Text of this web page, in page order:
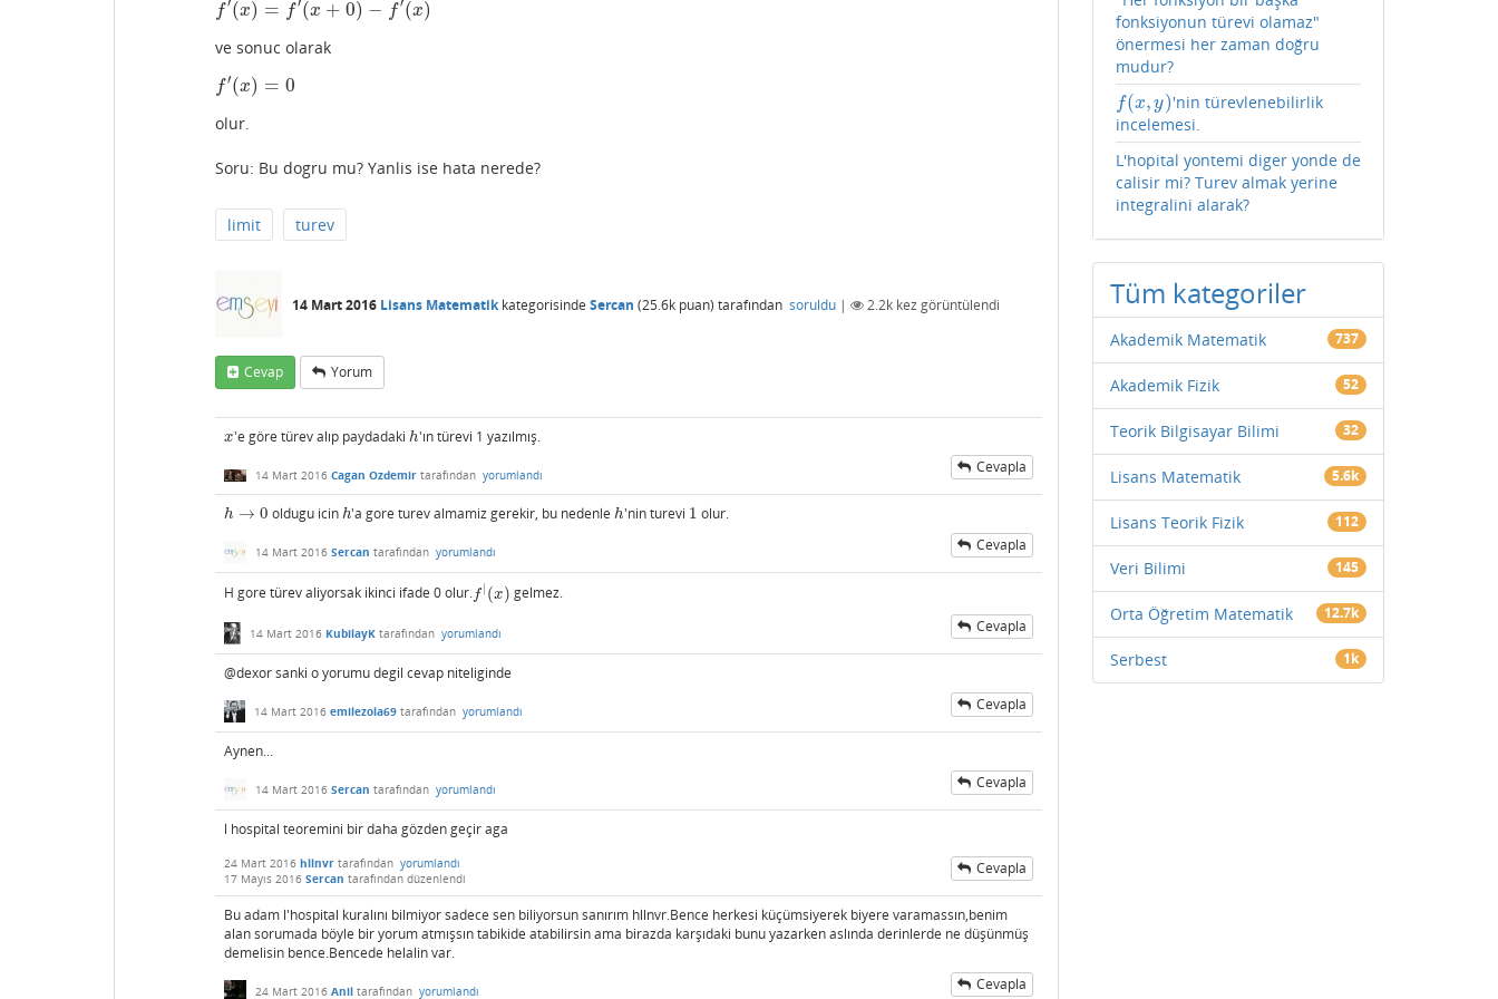
f (x) = f (x + 0) − f (x)
f′( )=f′(x +0 −f′ x)
ve sonuc olarak
f′(x) = 0
f′(x) =0
olur.
Soru: Bu dogru mu? Yanlis ise hata nerede?
limit turev
14 Mart 2016 Lisans Matematikkategorisinde Sercan (25.6k puan) tarafından soruldu | 2.2k kez görüntülendi
Cevap Yorum
x
x'e göre türev alıp paydadaki h
h'ın türevi 1 yazılmış.
14 Mart 2016 Cagan Ozdemir tarafından yorumlandı Cevapla
h → 0
h→0 oldugu icin h
h'a gore turev almamiz gerekir, bu nedenleh
h'nin turevi 1
1 olur.
14 Mart 2016 Sercan tarafından yorumlandı Cevapla
H gore türev aliyorsak ikinci ifade 0 olur. f (x)
f|(x) gelmez.
14 Mart 2016 KubilayK tarafından yorumlandı Cevapla
@dexor sanki o yorumu degil cevap niteliginde
14 Mart 2016 emilezola69 tarafından yorumlandı Cevapla
Aynen...
14 Mart 2016 Sercan tarafından yorumlandı Cevapla
l hospital teoremini bir daha gözden geçir aga
24 Mart 2016 hllnvr tarafından yorumlandı
17 Mayıs 2016 Sercan tarafından düzenlendi
Cevapla
Bu adam l'hospital kuralını bilmiyor sadece sen biliyorsun sanırım hllnvr.Bence herkesi küçümsiyerek biyere varamassın,benim
alan sorumada böyle bir yorum atmışsın tabikide atabilirsin ama birazda karşıdaki bunu yazarken aslında derinlerde ne düşünmüş
demelisin bence.Bencede helalin var.
24 Mart 2016 Anil tarafından yorumlandı Cevapla
fonksiyonun türevi olamaz"
önermesi her zaman doğru
mudur?
f(x, y)
f(x,y)
'nin türevlenebilirlik
incelemesi.
L'hopital yontemi diger yonde de
calisir mi? Turev almak yerine
integralini alarak?
Tüm kategoriler
Akademik Matematik 737
Akademik Fizik 52
Teorik Bilgisayar Bilimi 32
Lisans Matematik 5.6k
Lisans Teorik Fizik 112
Veri Bilimi 145
Orta Öğretim Matematik 12.7k
Serbest 1k